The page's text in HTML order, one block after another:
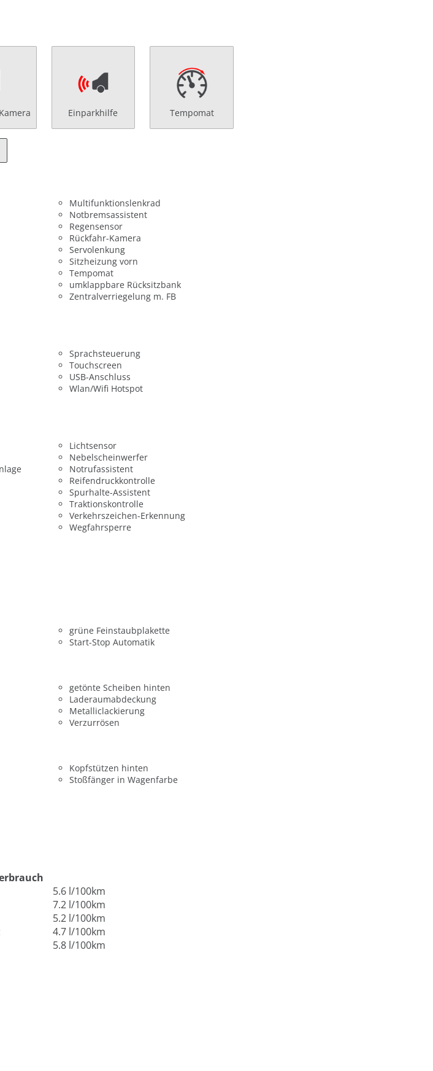
Einparkhilfe Tempomat
Multifunktionslenkrad
Notbremsassistent
Regensensor
Rückfahr-Kamera
Servolenkung
Sitzheizung vorn
Tempomat
umklappbare Rücksitzbank
Zentralverriegelung m. FB
Sprachsteuerung
Touchscreen
USB-Anschluss
Wlan/Wifi Hotspot
Lichtsensor
Nebelscheinwerfer
Notrufassistent
Reifendruckkontrolle
Spurhalte-Assistent
Traktionskontrolle
Verkehrszeichen-Erkennung
Wegfahrsperre
grüne Feinstaubplakette
Start-Stop Automatik
getönte Scheiben hinten
Laderaumabdeckung
Metalliclackierung
Verzurrösen
Kopfstützen hinten
Stoßfänger in Wagenfarbe
5.6 l/100km
7.2 l/100km
5.2 l/100km
4.7 l/100km
5.8 l/100km